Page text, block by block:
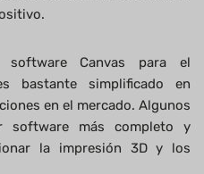
Canvas para el
bastante simplificado en
en el mercado. Algunos
software más completo y
la impresión 3D y los